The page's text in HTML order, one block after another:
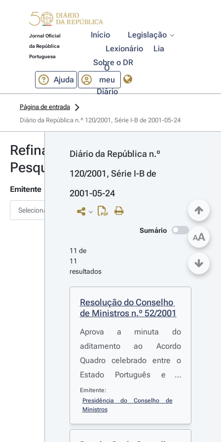
Jornal Oficial
da República
Portuguesa
Início
Legislação
Lexionário
Lia
Sobre o DR
Ajuda
O
meu
Diário
Página de entrada
Diário da República n.º 120/2001, Série I-B de 2001-05-24
Refinar
Pesquisa
Emitente
Selecionar
Diário da República n.º
120/2001, Série I-B de
2001-05-24
Sumário
11 de
11
resultados
Resolução do Conselho
de Ministros n.º 52/2001
Aprova a minuta do
aditamento ao Acordo
Quadro celebrado entre o
Estado Português e a
LUSOPONTE, cuja minuta foi
aprovada pelaResolução do
25-B/2000, de 12 de Maio,
Emitente:
Presidência do Conselho de
Ministros
AA